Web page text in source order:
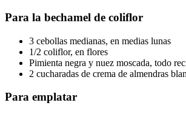
Para la bechamel de coliflor
3 cebollas medianas, en medias lunas
1/2 coliflor, en flores
Pimienta negra y nuez moscada, todo
2 cucharadas de crema de almendras
Para emplatar